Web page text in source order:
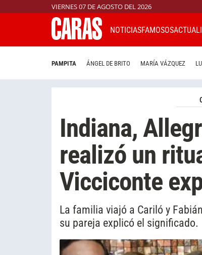
VIERNES 07 DE AGOSTO DEL 2026
NOTICIASFAMOSOS
PAMPITA ÁNGEL DE BRITO MARÍA VÁZQUEZ
Indiana,
realizó un
Vicciconte
La familia viajó a Cariló y
su pareja explicó el significado.